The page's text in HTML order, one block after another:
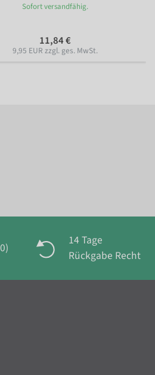
Sofort versandfähig.
11,84 €
9,95 EUR zzgl. ges. MwSt.
14 Tage
Rückgabe Recht